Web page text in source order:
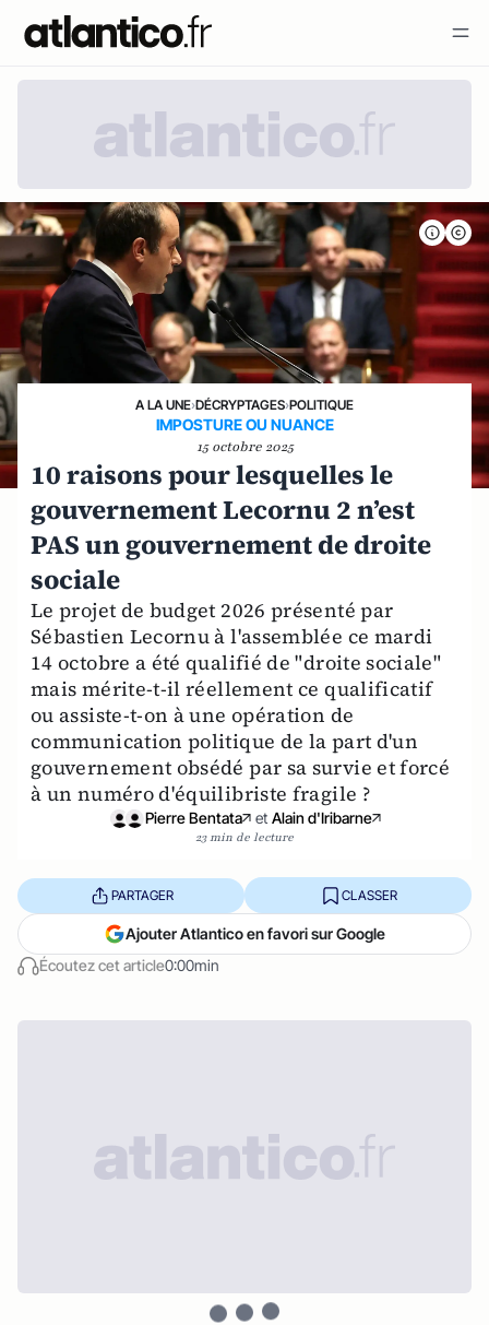
A LA UNE›DÉCRYPTAGES›POLITIQUE
IMPOSTURE OU NUANCE
15 octobre 2025
10 raisons pour lesquelles le
gouvernement Lecornu 2 n’est
PAS un gouvernement de droite
sociale
Le projet de budget 2026 présenté par
Sébastien Lecornu à l'assemblée ce mardi
14 octobre a été qualifié de "droite sociale"
mais mérite-t-il réellement ce qualificatif
ou assiste-t-on à une opération de
communication politique de la part d'un
gouvernement obsédé par sa survie et forcé
à un numéro d'équilibriste fragile ?
Pierre Bentata et Alain d'Iribarne
23 min de lecture
Écoutez cet article0:00min
PARTAGER CLASSER
Ajouter Atlantico en favori sur Google